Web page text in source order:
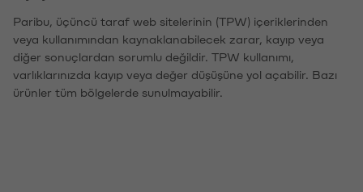
Paribu, üçüncü taraf web sitelerinin (TPW) içeriklerinden
veya kullanımından kaynaklanabilecek zarar, kayıp veya
diğer sonuçlardan sorumlu değildir. TPW kullanımı,
varlıklarınızda kayıp veya değer düşüşüne yol açabilir. Bazı
ürünler tüm bölgelerde sunulmayabilir.